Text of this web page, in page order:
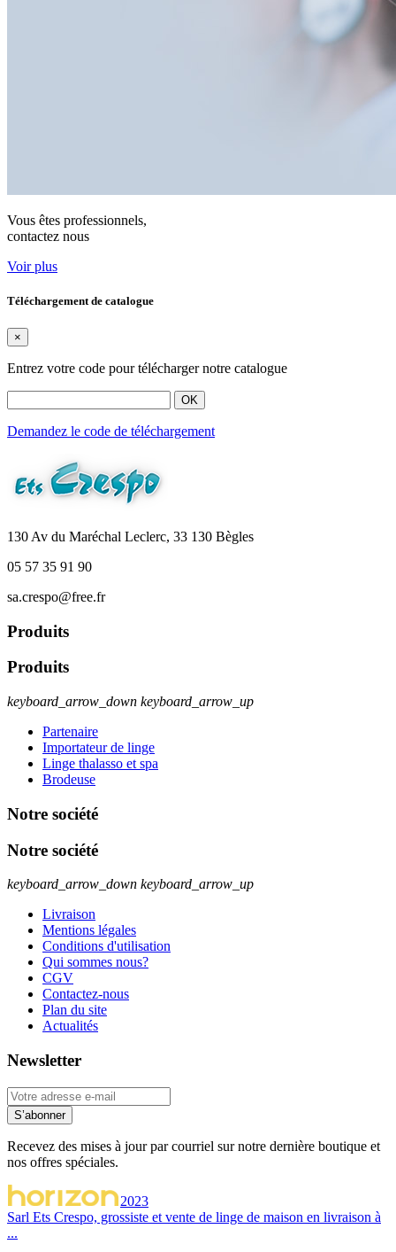
Vous êtes professionnels,
contactez nous
Voir plus
Téléchargement de catalogue
×
Entrez votre code pour télécharger notre catalogue
OK
Demandez le code de téléchargement
130 Av du Maréchal Leclerc, 33 130 Bègles
05 57 35 91 90
sa.crespo@free.fr
Produits
Produits
keyboard_arrow_down keyboard_arrow_up
Partenaire
Importateur de linge
Linge thalasso et spa
Brodeuse
Notre société
Notre société
keyboard_arrow_down keyboard_arrow_up
Livraison
Mentions légales
Conditions d'utilisation
Qui sommes nous?
CGV
Contactez-nous
Plan du site
Actualités
Newsletter
S’abonner
Recevez des mises à jour par courriel sur notre dernière boutique et
nos offres spéciales.
2023
Sarl Ets Crespo, grossiste et vente de linge de maison en livraison à
...